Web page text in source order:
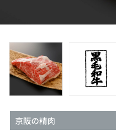
京阪の精肉